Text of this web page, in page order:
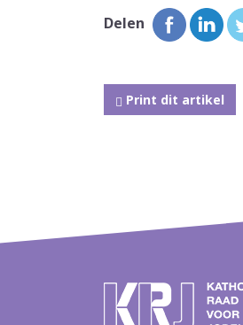
Delen
Print dit artikel